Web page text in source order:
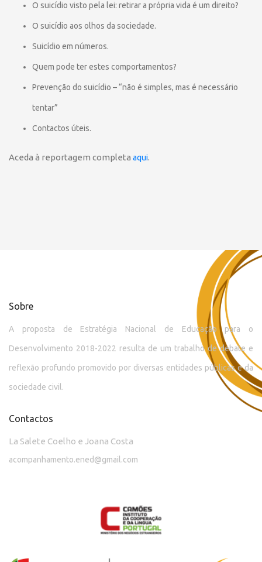
O suicídio visto pela lei: retirar a própria vida é um direito?
O suicídio aos olhos da sociedade.
Suicídio em números.
Quem pode ter estes comportamentos?
Prevenção do suicídio – “não é simples, mas é necessário
tentar”
Contactos úteis.
Aceda à reportagem completa aqui.
Sobre
A proposta de Estratégia Nacional de Educação para o
Desenvolvimento 2018-2022 resulta de um trabalho de debate e
reflexão profundo promovido por diversas entidades públicas e da
sociedade civil.
Contactos
La Salete Coelho e Joana Costa
acompanhamento.ened@gmail.com